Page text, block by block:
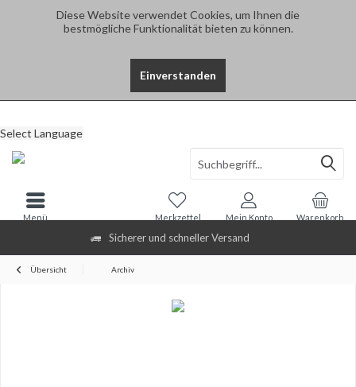
Diese Website verwendet Cookies, um Ihnen die
bestmögliche Funktionalität bieten zu können.
Einverstanden
Sicherer und schneller Versand
Select Language
Warenkorb
Merkzettel Mein Konto
Menü
Übersicht Archiv